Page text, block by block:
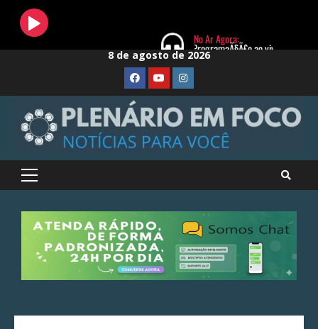
Skip
8 de agosto de 2026
FaceBook
YoutubeInstagram
Primary